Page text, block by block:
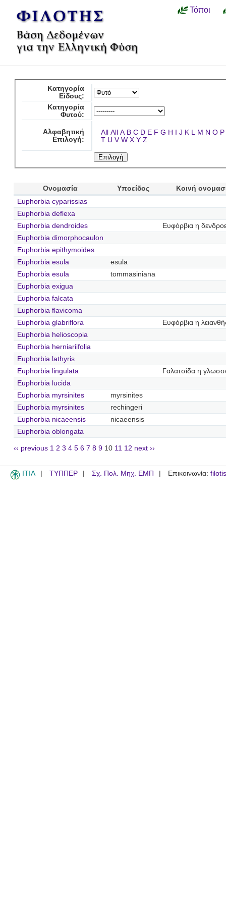
Τόποι
Κατηγορία
Είδους:
Κατηγορία
Φυτού:
Αλφαβητική
Επιλογή:
All All A B C D E F G H I J K L M N O P
T U V W X Y Z
Ονομασία Υποείδος
Κοινή
Euphorbia cyparissias
Euphorbia deflexa
Euphorbia dendroides
Ευφόρβια η
Euphorbia dimorphocaulon
Euphorbia epithymoides
Euphorbia esula
esula
Euphorbia esula
tommasiniana
Euphorbia exigua
Euphorbia falcata
Euphorbia flavicoma
Euphorbia glabriflora
Ευφόρβια η
Euphorbia helioscopia
Euphorbia herniariifolia
Euphorbia lathyris
Euphorbia lingulata
Γαλατσίδα η
Euphorbia lucida
Euphorbia myrsinites
myrsinites
Euphorbia myrsinites
rechingeri
Euphorbia nicaeensis
nicaeensis
Euphorbia oblongata
‹‹ previous 1 2 3 4 5 6 7 8 9 10 11 12 next ››
ITIA ΤΥΠΠΕΡ Σχ. Πολ. Μηχ. ΕΜΠ Επικοινωνία: